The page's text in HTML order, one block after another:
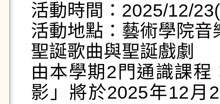
活動時間：2025/12/
活動地點：藝術學院音
聖誕歌曲與聖誕戲劇
由本學期2門通識課
影」將於2025年12月